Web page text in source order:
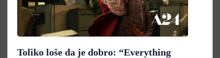
Toliko loše da je dobro: “Everything